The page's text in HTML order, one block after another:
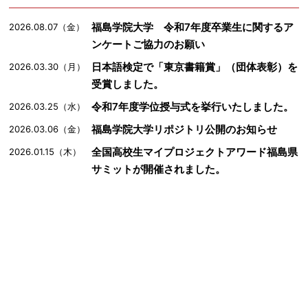
2026.08.07（金）
福島学院大学 令和7年度卒業生に関するア
ンケートご協力のお願い
2026.03.30（月）
日本語検定で「東京書籍賞」（団体表彰）を
受賞しました。
2026.03.25（水） 令和7年度学位授与式を挙行いたしました。
2026.03.06（金） 福島学院大学リポジトリ公開のお知らせ
2026.01.15（木）
全国高校生マイプロジェクトアワード福島県
サミットが開催されました。